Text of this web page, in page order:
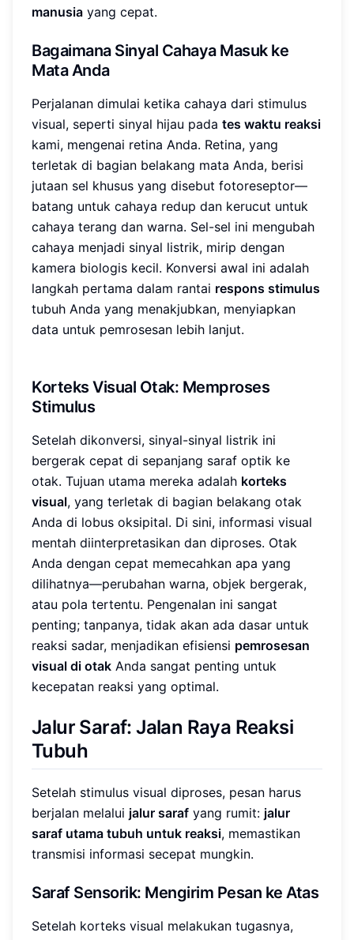
manusia yang cepat.
Bagaimana Sinyal Cahaya Masuk ke
Mata Anda
Perjalanan dimulai ketika cahaya dari stimulus
visual, seperti sinyal hijau pada tes waktu reaksi
kami, mengenai retina Anda. Retina, yang
terletak di bagian belakang mata Anda, berisi
jutaan sel khusus yang disebut fotoreseptor—
batang untuk cahaya redup dan kerucut untuk
cahaya terang dan warna. Sel-sel ini mengubah
cahaya menjadi sinyal listrik, mirip dengan
kamera biologis kecil. Konversi awal ini adalah
langkah pertama dalam rantai respons stimulus
tubuh Anda yang menakjubkan, menyiapkan
data untuk pemrosesan lebih lanjut.
Korteks Visual Otak: Memproses
Stimulus
Setelah dikonversi, sinyal-sinyal listrik ini
bergerak cepat di sepanjang saraf optik ke
otak. Tujuan utama mereka adalah korteks
visual, yang terletak di bagian belakang otak
Anda di lobus oksipital. Di sini, informasi visual
mentah diinterpretasikan dan diproses. Otak
Anda dengan cepat memecahkan apa yang
dilihatnya—perubahan warna, objek bergerak,
atau pola tertentu. Pengenalan ini sangat
penting; tanpanya, tidak akan ada dasar untuk
reaksi sadar, menjadikan efisiensi pemrosesan
visual di otak Anda sangat penting untuk
kecepatan reaksi yang optimal.
Jalur Saraf: Jalan Raya Reaksi
Tubuh
Setelah stimulus visual diproses, pesan harus
berjalan melalui jalur saraf yang rumit: jalur
saraf utama tubuh untuk reaksi, memastikan
transmisi informasi secepat mungkin.
Saraf Sensorik: Mengirim Pesan ke Atas
Setelah korteks visual melakukan tugasnya,